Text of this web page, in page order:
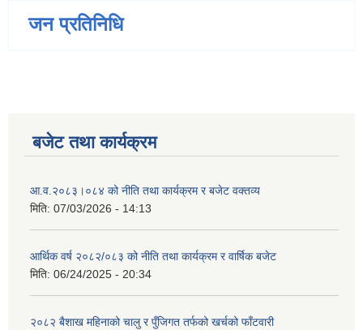
जन प्रतिनिधि
बजेट तथा कार्यक्रम
आ.व.२०८३।०८४ को नीति तथा कार्यक्रम र बजेट वक्तव्य
मिति: 07/03/2026 - 14:13
आर्थिक वर्ष २०८२/०८३ को नीति तथा कार्यक्रम र वार्षिक बजेट
मिति: 06/24/2025 - 20:34
२०८२ बैशाख महिनाको चालु र पुँजिगत तर्फको खर्चको फाँटवारी